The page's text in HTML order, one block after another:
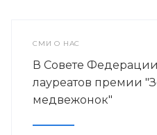
СМИ О НАС
В Совете
лауреатов премии
медвежонок"